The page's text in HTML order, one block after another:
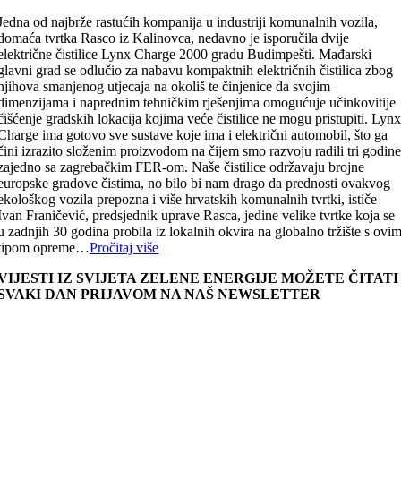
od najbrže rastućih kompanija u industriji komunalnih vozila,
tvrtka Rasco iz Kalinovca, nedavno je isporučila dvije
čistilice Lynx Charge 2000 gradu Budimpešti. Mađarski
grad se odlučio za nabavu kompaktnih električnih čistilica zbog
smanjenog utjecaja na okoliš te činjenice da svojim
i naprednim tehničkim rješenjima omogućuje učinkovitije
gradskih lokacija kojima veće čistilice ne mogu pristupiti. Lynx
ima gotovo sve sustave koje ima i električni automobil, što ga
izrazito složenim proizvodom na čijem smo razvoju radili tri godine
sa zagrebačkim FER-om. Naše čistilice održavaju brojne
gradove čistima, no bilo bi nam drago da prednosti ovakvog
vozila prepozna i više hrvatskih komunalnih tvrtki, ističe
Franičević, predsjednik uprave Rasca, jedine velike tvrtke koja se
zadnjih 30 godina probila iz lokalnih okvira na globalno tržište s
opreme…Pročitaj više
IZ SVIJETA ZELENE ENERGIJE MOŽETE ČITATI
DAN PRIJAVOM NA NAŠ NEWSLETTER